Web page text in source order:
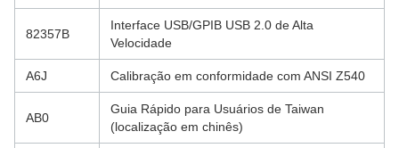
82357B
Interface USB/GPIB USB 2.0 de Alta
Velocidade
A6J Calibração em conformidade com ANSI Z540
AB0
Guia Rápido para Usuários de Taiwan
(localização em chinês)